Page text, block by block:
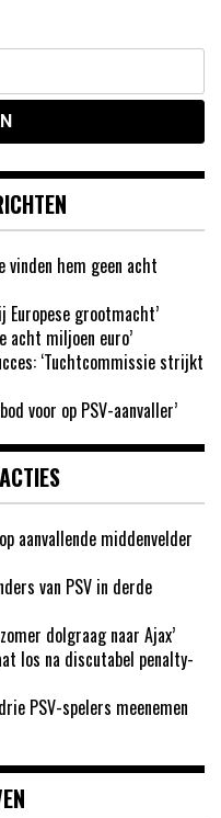
vinden hem geen acht
Europese grootmacht’
acht miljoen euro’
‘Tuchtcommissie strijkt
voor op PSV-aanvaller’
aanvallende middenvelder
van PSV in derde
dolgraag naar Ajax’
los na discutabel penalty-
PSV-spelers meenemen